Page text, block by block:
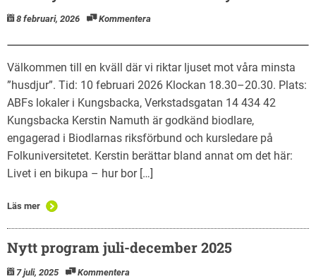
8 februari, 2026 Kommentera
Välkommen till en kväll där vi riktar ljuset mot våra minsta
”husdjur”. Tid: 10 februari 2026 Klockan 18.30–20.30. Plats:
ABFs lokaler i Kungsbacka, Verkstadsgatan 14 434 42
Kungsbacka Kerstin Namuth är godkänd biodlare,
engagerad i Biodlarnas riksförbund och kursledare på
Folkuniversitetet. Kerstin berättar bland annat om det här:
Livet i en bikupa – hur bor […]
Läs mer
Nytt program juli-december 2025
7 juli, 2025 Kommentera